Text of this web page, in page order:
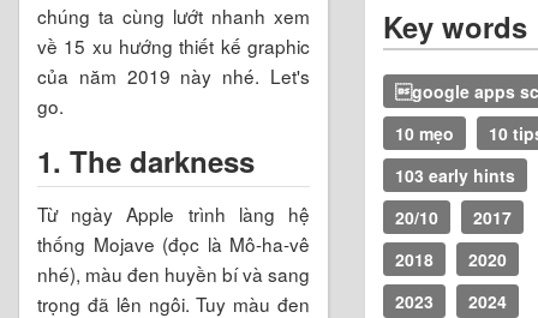
chúng ta cùng lướt nhanh xem
về 15 xu hướng thiết kế graphic
của năm 2019 này nhé. Let's
go.
1. The darkness
Từ ngày Apple trình làng hệ
thống Mojave (đọc là Mô-ha-vê
nhé), màu đen huyền bí và sang
trọng đã lên ngôi. Tuy màu đen
Key words
google apps
10 mẹo
10
103 early hints
20/10
2017
2018
2020
2023
2024